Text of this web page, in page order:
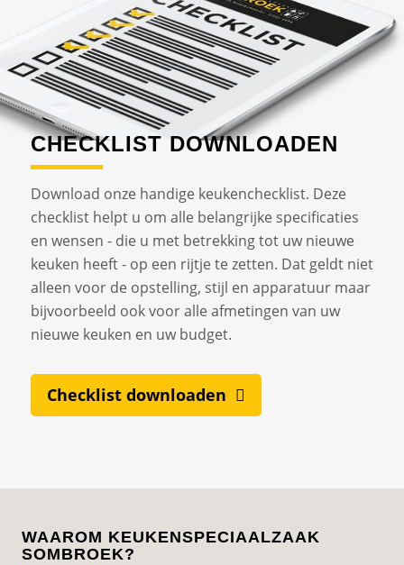
CHECKLIST DOWNLOADEN
Download onze handige keukenchecklist. Deze
checklist helpt u om alle belangrijke specificaties
en wensen - die u met betrekking tot uw nieuwe
keuken heeft - op een rijtje te zetten. Dat geldt niet
alleen voor de opstelling, stijl en apparatuur maar
bijvoorbeeld ook voor alle afmetingen van uw
nieuwe keuken en uw budget.
Checklist downloaden
WAAROM KEUKENSPECIAALZAAK
SOMBROEK?